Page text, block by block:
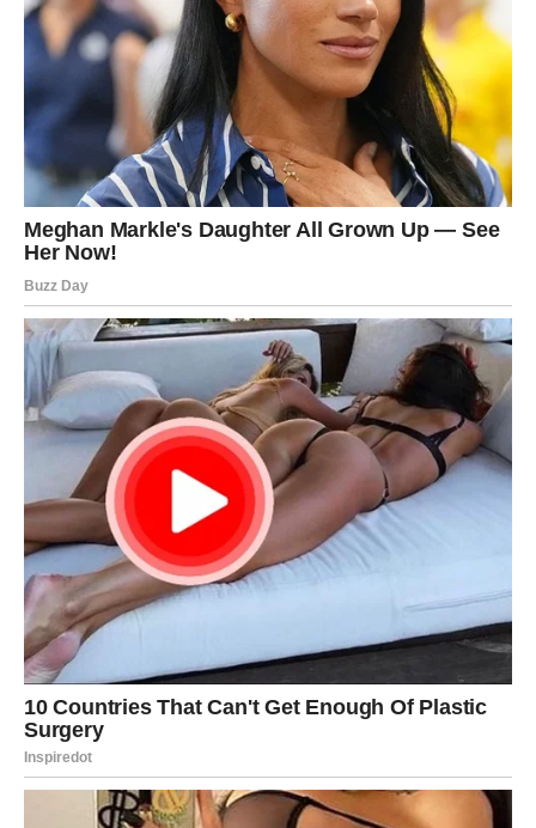
Nastavite vjerovati svom planu.
Nagrada dolazi u pravo vrijeme
Pred vama su važni dani.
VODOLIJA
Danas biste mogli dobiti informaciju koja mijenja vaše
naredne planove.
Iako će vas iznenaditi, kasnije ćete shvatiti da vam je
donijela novu priliku.
Poruka dana
Vjerujte procesu.
Veliki preokret vodi prema nečem
boljem
Pred vama su posebni trenuci.